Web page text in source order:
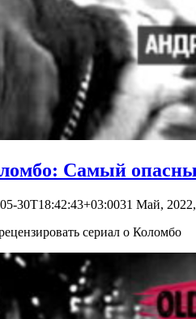
Самый
30T18:42:43+03:0031 Май,
сериал о Коломбо